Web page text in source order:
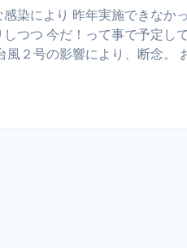
染により 昨年実施できなか
つつ 今だ！って事で予定し
風２号の影響により、断念。